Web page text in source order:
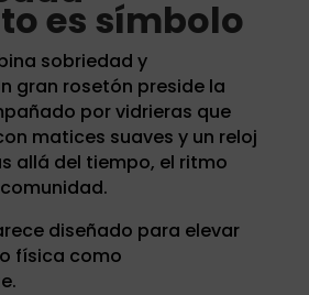
es símbolo
sobriedad y
gran rosetón preside la
por vidrieras que
matices suaves y un reloj
allá del tiempo, el ritmo
diseñado para elevar
física como